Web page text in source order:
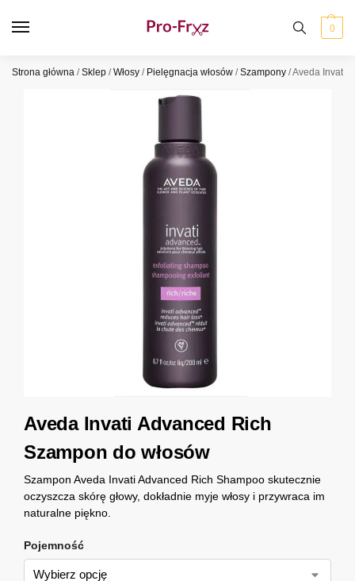
0
Strona główna /Sklep /Włosy / Pielęgnacja włosów /Szampony /Aveda Invati
Aveda Invati Advanced Rich
Szampon do włosów
Szampon Aveda Invati Advanced Rich Shampoo skutecznie
oczyszcza skórę głowy, dokładnie myje włosy i przywraca im
naturalne piękno.
Pojemność